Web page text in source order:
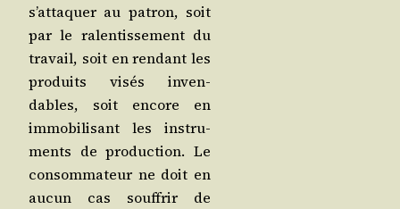
s’attaquer au patron, soit
par le ralen­tis­se­ment du
tra­vail, soit en ren­dant les
pro­duits visés inven­
dables, soit encore en
immo­bi­li­sant les ins­tru­
ments de pro­duc­tion. Le
consom­ma­teur ne doit en
aucun cas souf­frir de